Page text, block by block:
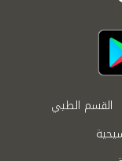
القسم الطبي